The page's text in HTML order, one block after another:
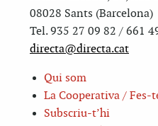
08028 Sants (Barcelona)
Tel. 935 27 09 82 / 661
directa@directa.cat
Qui som
La Cooperativa / Fes-
Subscriu-t’hi